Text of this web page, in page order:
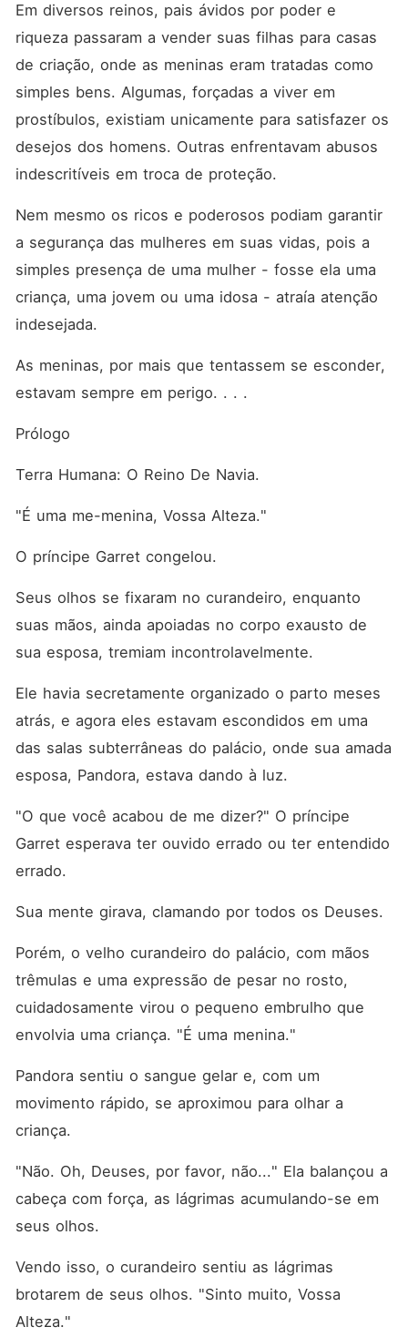
Em diversos reinos, pais ávidos por poder e
riqueza passaram a vender suas filhas para casas
de criação, onde as meninas eram tratadas como
simples bens. Algumas, forçadas a viver em
prostíbulos, existiam unicamente para satisfazer os
desejos dos homens. Outras enfrentavam abusos
indescritíveis em troca de proteção.
Nem mesmo os ricos e poderosos podiam garantir
a segurança das mulheres em suas vidas, pois a
simples presença de uma mulher - fosse ela uma
criança, uma jovem ou uma idosa - atraía atenção
indesejada.
As meninas, por mais que tentassem se esconder,
estavam sempre em perigo. . . .
Prólogo
Terra Humana: O Reino De Navia.
"É uma me-menina, Vossa Alteza."
O príncipe Garret congelou.
Seus olhos se fixaram no curandeiro, enquanto
suas mãos, ainda apoiadas no corpo exausto de
sua esposa, tremiam incontrolavelmente.
Ele havia secretamente organizado o parto meses
atrás, e agora eles estavam escondidos em uma
das salas subterrâneas do palácio, onde sua amada
esposa, Pandora, estava dando à luz.
"O que você acabou de me dizer?" O príncipe
Garret esperava ter ouvido errado ou ter entendido
errado.
Sua mente girava, clamando por todos os Deuses.
Porém, o velho curandeiro do palácio, com mãos
trêmulas e uma expressão de pesar no rosto,
cuidadosamente virou o pequeno embrulho que
envolvia uma criança. "É uma menina."
Pandora sentiu o sangue gelar e, com um
movimento rápido, se aproximou para olhar a
criança.
"Não. Oh, Deuses, por favor, não..." Ela balançou a
cabeça com força, as lágrimas acumulando-se em
seus olhos.
Vendo isso, o curandeiro sentiu as lágrimas
brotarem de seus olhos. "Sinto muito, Vossa
Alteza."